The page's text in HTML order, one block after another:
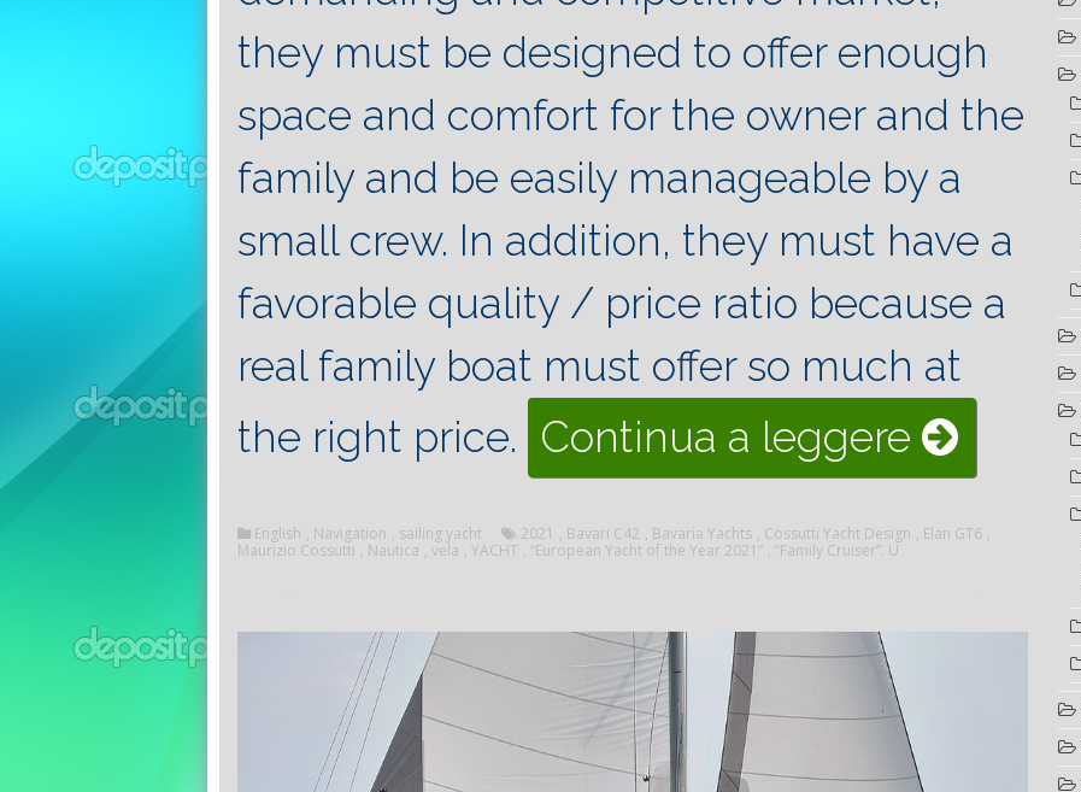
they must be designed to offer enough
space and comfort for the owner and the
family and be easily manageable by a
small crew. In addition, they must have a
favorable quality / price ratio because a
real family boat must offer so much at
the right price. Continua a leggere “Bavaria
cruising
English , Navigation , sailing yacht 2021 , Bavari C42 , Bavaria Yachts , Cossutti Yacht Design , Elan GT6 ,
Maurizio Cossutti , Nautica , vela , YACHT , “European Yacht of the Year 2021” , “Family Cruiser”. U